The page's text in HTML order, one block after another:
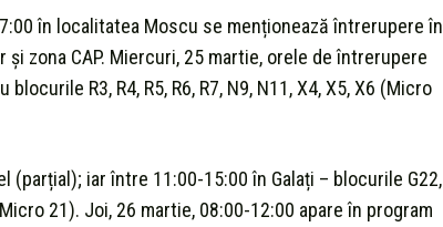
în localitatea Moscu se menționează întrerupere în
zona CAP. Miercuri, 25 martie, orele de întrerupere
R3, R4, R5, R6, R7, N9, N11, X4, X5, X6 (Micro
(parțial); iar între 11:00-15:00 în Galați – blocurile G22,
21). Joi, 26 martie, 08:00-12:00 apare în program